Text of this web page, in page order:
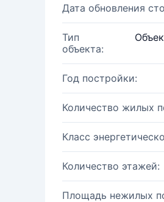
Дата обновления
Тип
объекта:
Год постройки:
Количество жилых
Класс
Количество этажей:
Площадь нежилых